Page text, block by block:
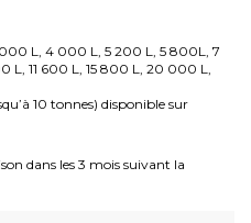
L, 4 000 L, 5 200 L, 5 800L, 7
11 600 L, 15 800 L, 20 000 L,
10 tonnes) disponible sur
dans les 3 mois suivant la